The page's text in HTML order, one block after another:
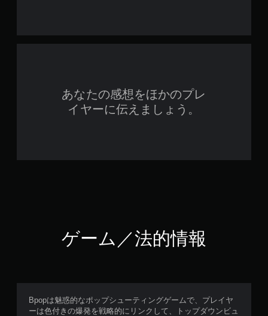
あなたの感想をほかのプレ
イヤーに伝えましょう。
ゲーム／法的情報
Bpopは魅惑的なポップシューティングゲームで、プレイヤ
ーは色付きの爆発を戦略的にリンクして、トップダウンビュ